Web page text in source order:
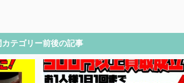
カテゴリー前後の記事